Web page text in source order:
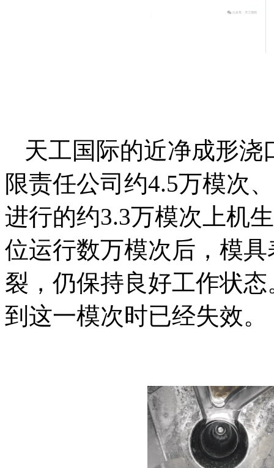
天工国际的近净成形
限责任公司约4.5万模次
进行的约3.3万模次上机
位运行数万模次后，模
裂，仍保持良好工作状
到这一模次时已经失效。